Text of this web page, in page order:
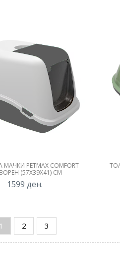
PETMAX COMFORT
(57X39X41) СМ
1599 ден.
1 2 3